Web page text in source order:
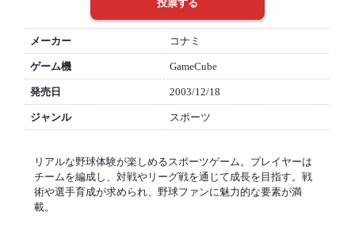
メーカー コナミ
ゲーム機 GameCube
発売日 2003/12/18
ジャンル スポーツ
リアルな野球体験が楽しめるスポーツゲーム。プレイヤーは
チームを編成し、対戦やリーグ戦を通じて成長を目指す。戦
術や選手育成が求められ、野球ファンに魅力的な要素が満
載。